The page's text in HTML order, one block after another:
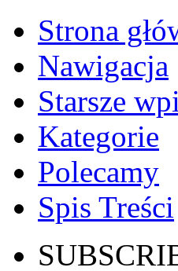
Strona
Nawigacja
Starsze
Kategorie
Polecamy
Spis Treści